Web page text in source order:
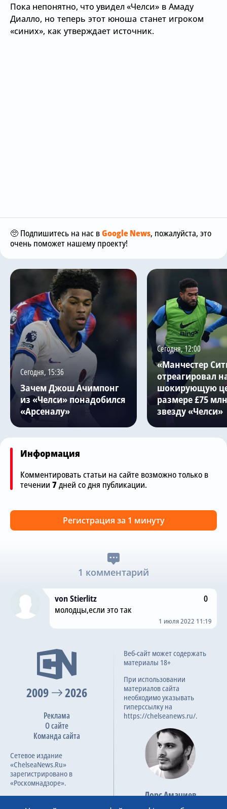
Пока непонятно, что увидел«Челси» в Амаду
Диалло, но теперь этот юноша станет игроком
«синих», как утверждает источник.
🥺 Подпишитесь на нас вGoogle News, пожалуйста, это
очень поможет нашему проекту!
Сегодня, 15:36
Зачем Джош Ачимпонг
из «Челси» понадобился
«Арсеналу»
Сегодня, 12:00
«Манчестер
отреагировал
шокирующую
размере £75
звезду «Челси»
Информация
Комментировать статьи на сайте возможно только в
течении 7дней со дня публикации.
Регистрация за 1 минуту
1 комментарий
von Stierlitz
0
молодцы,если это так
1 июля 2022 11:19
2009 2026
Реклама
О сайте
Команда сайта
Сетевое издание
«ChelseaNews.Ru»
зарегистрировано в
«Роскомнадзоре».
Веб-сайт может содержать
материалы 18+
При использовании
материалов сайта
необходимо указывать
гиперссылку на
https://chelseanews.ru/.
Лорс Амачиев
Основатель сайта